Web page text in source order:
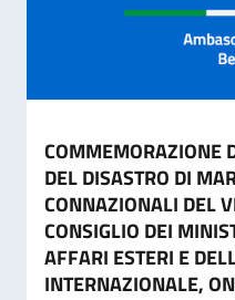
COMMEMORAZIONE
DEL DISASTRO DI
CONNAZIONALI DEL
CONSIGLIO DEI
AFFARI ESTERI E
INTERNAZIONALE,